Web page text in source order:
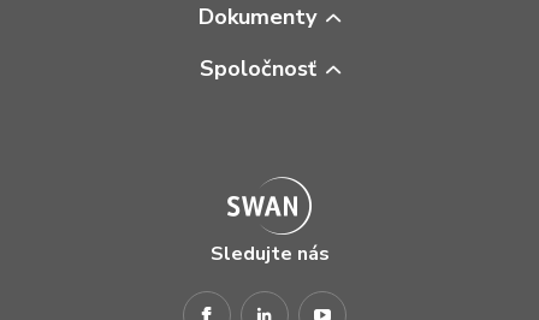
Dokumenty
Spoločnosť
Sledujte nás